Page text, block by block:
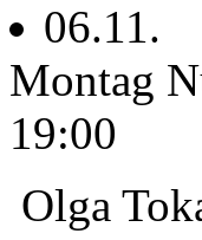
06.11.
Montag
19:00
Olga